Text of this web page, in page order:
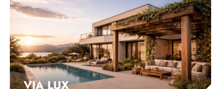
VIA LUX